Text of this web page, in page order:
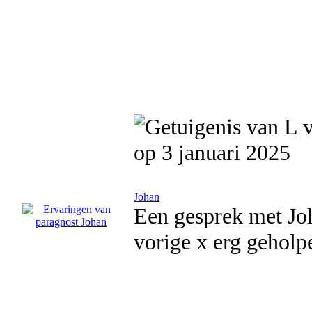
op 3 januari 2025
Johan
Een gesprek met
vorige x erg